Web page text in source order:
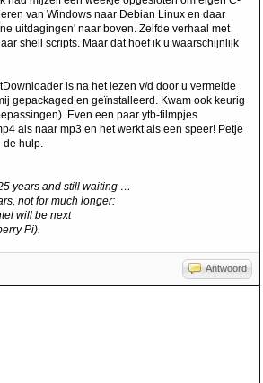
van Windows naar Debian Linux en daar
uitdagingen' naar boven. Zelfde verhaal met
shell scripts. Maar dat hoef ik u waarschijnlijk
is na het lezen v/d door u vermelde
gepackaged en geïnstalleerd. Kwam ook keurig
Even een paar ytb-filmpjes
als naar mp3 en het werkt als een speer! Petje
de hulp.
years and still waiting …
not for much longer:
will be next
Pi).
Antwoord